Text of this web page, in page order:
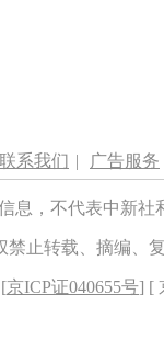
联系我们 | 广告服务
息，不代表中新
禁止转载、摘编、
京ICP证040655号] [